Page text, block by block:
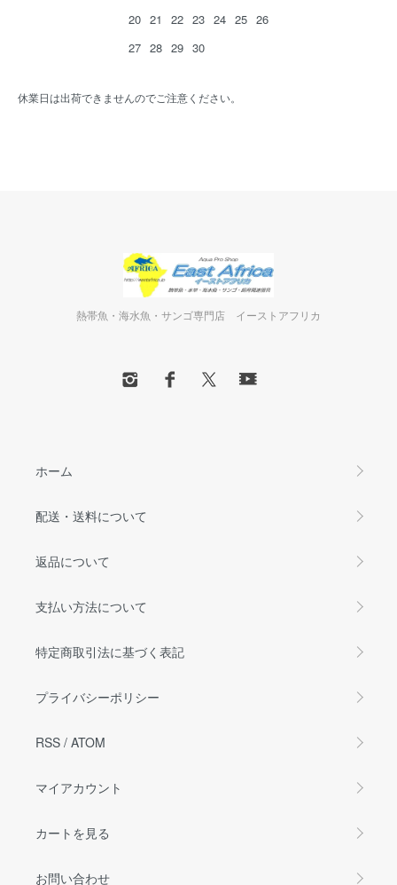
20 21 22 23 24 25 26
27 28 29 30
休業日は出荷できませんのでご注意ください。
熱帯魚・海水魚・サンゴ専門店 イーストアフリカ
ホーム
配送・送料について
返品について
支払い方法について
特定商取引法に基づく表記
プライバシーポリシー
RSS / ATOM
マイアカウント
カートを見る
お問い合わせ